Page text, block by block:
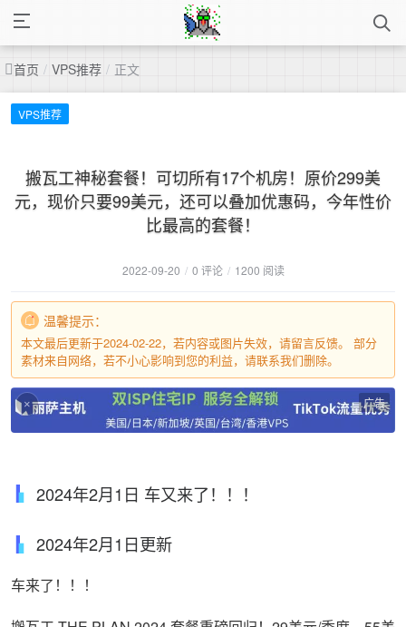
首页 / VPS推荐 / 正文
VPS推荐
搬瓦工神秘套餐！可切所有17个机房！原价299美
元，现价只要99美元，还可以叠加优惠码，今年性价
比最高的套餐！
2022-09-20 / 0 评论 / 1200 阅读
温馨提示：
本文最后更新于2024-02-22，若内容或图片失效，请留言反馈。 部分
素材来自网络，若不小心影响到您的利益，请联系我们删除。
× 广告
2024年2月1日 车又来了！！！
2024年2月1日更新
车来了！！！